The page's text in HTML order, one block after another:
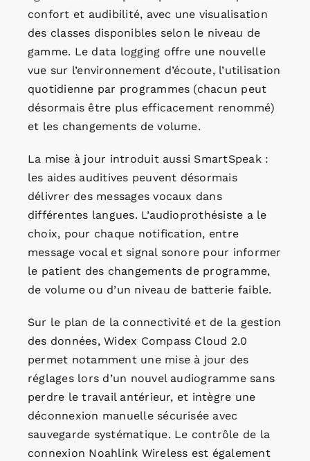
confort et audibilité, avec une visualisation
des classes disponibles selon le niveau de
gamme. Le data logging offre une nouvelle
vue sur l’environnement d’écoute, l’utilisation
quotidienne par programmes (chacun peut
désormais être plus efficacement renommé)
et les changements de volume.
La mise à jour introduit aussi SmartSpeak :
les aides auditives peuvent désormais
délivrer des messages vocaux dans
différentes langues. L’audioprothésiste a le
choix, pour chaque notification, entre
message vocal et signal sonore pour informer
le patient des changements de programme,
de volume ou d’un niveau de batterie faible.
Sur le plan de la connectivité et de la gestion
des données, Widex Compass Cloud 2.0
permet notamment une mise à jour des
réglages lors d’un nouvel audiogramme sans
perdre le travail antérieur, et intègre une
déconnexion manuelle sécurisée avec
sauvegarde systématique. Le contrôle de la
connexion Noahlink Wireless est également